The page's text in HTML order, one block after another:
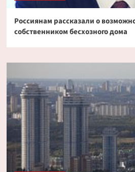
Россиянам рассказали о
собственником бесхозного дома